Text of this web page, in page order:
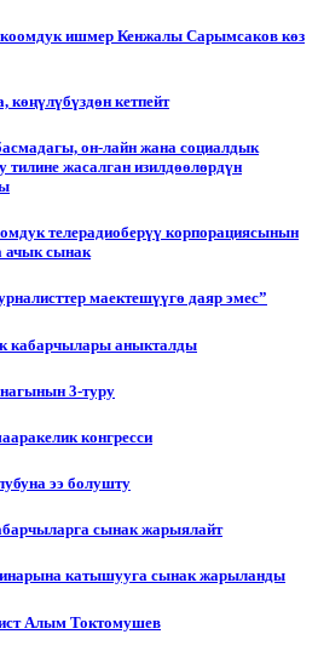
коомдук ишмер Кенжалы Сарымсаков көз
көңүлүбүздөн кетпейт
он-лайн жана социалдык
жасалган изилдөөлөрдүн
телерадиоберүү корпорациясынын
ачык сынак
маектешүүгө даяр эмес”
кабарчылары аныкталды
3-туру
конгресси
ээ болушту
сынак жарыялайт
катышууга сынак жарыланды
Алым Токтомушев